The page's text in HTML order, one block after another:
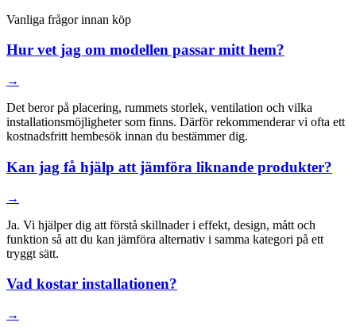
Vanliga frågor innan köp
Hur vet jag om modellen passar mitt hem?
→
Det beror på placering, rummets storlek, ventilation och vilka
installationsmöjligheter som finns. Därför rekommenderar vi ofta ett
kostnadsfritt hembesök innan du bestämmer dig.
Kan jag få hjälp att jämföra liknande produkter?
→
Ja. Vi hjälper dig att förstå skillnader i effekt, design, mått och
funktion så att du kan jämföra alternativ i samma kategori på ett
tryggt sätt.
Vad kostar installationen?
→